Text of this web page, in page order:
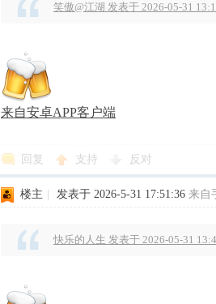
笑傲@江湖 发表于 2026-05-31
来自安卓APP客户端
回复 支持 反对
楼主 发表于 2026-5-31 17:51:36 来自
快乐的人生 发表于 2026-05-31